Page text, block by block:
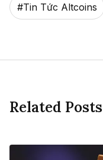
#Tin Tức Altcoins
Related Posts